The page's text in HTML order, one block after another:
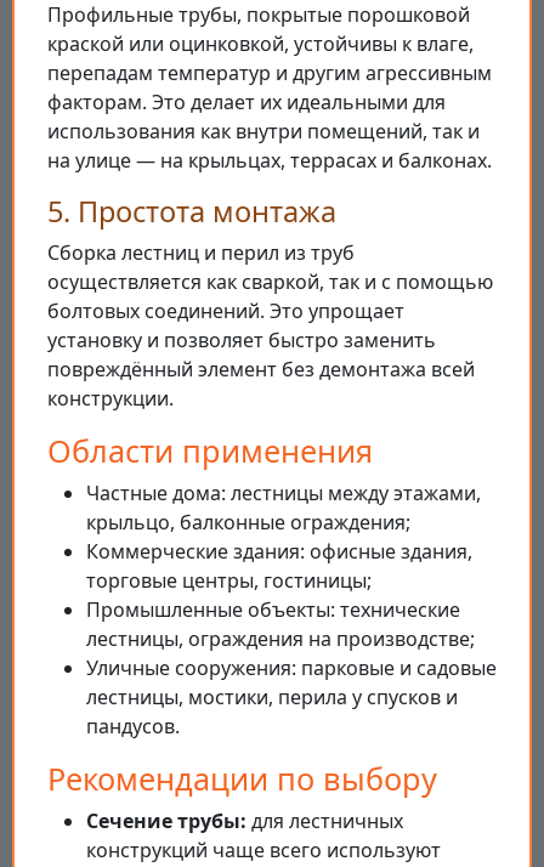
Профильные трубы, покрытые порошковой
краской или оцинковкой, устойчивы к влаге,
перепадам температур и другим агрессивным
факторам. Это делает их идеальными для
использования как внутри помещений, так и
на улице — на крыльцах, террасах и балконах.
5. Простота монтажа
Сборка лестниц и перил из труб
осуществляется как сваркой, так и с помощью
болтовых соединений. Это упрощает
установку и позволяет быстро заменить
повреждённый элемент без демонтажа всей
конструкции.
Области применения
Частные дома: лестницы между этажами,
крыльцо, балконные ограждения;
Коммерческие здания: офисные здания,
торговые центры, гостиницы;
Промышленные объекты: технические
лестницы, ограждения на производстве;
Уличные сооружения: парковые и садовые
лестницы, мостики, перила у спусков и
пандусов.
Рекомендации по выбору
Сечение трубы: для лестничных
конструкций чаще всего используют